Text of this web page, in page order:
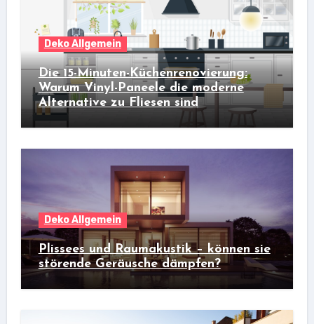
Deko Allgemein
Die 15-Minuten-Küchenrenovierung:
Warum Vinyl-Paneele die moderne
Alternative zu Fliesen sind
Deko Allgemein
Plissees und Raumakustik – können sie
störende Geräusche dämpfen?